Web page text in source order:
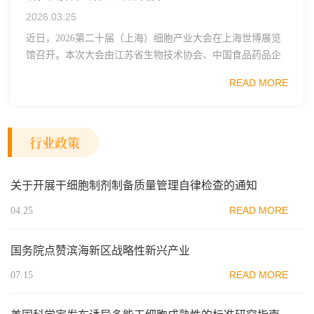
2026.03.25
近日，2026第二十届（上海）细胞产业大会在上海世博展览
馆召开。本次大会由江苏省生物技术协会、中国食品药品企
范区生物医药行业协会、瑞士日内瓦长寿科学...
READ MORE
行业政策
关于开展干细胞制剂制备质量管理自律检查的通知
04.25 READ MORE
国务院点赞滨海新区战略性新兴产业
07.15 READ MORE